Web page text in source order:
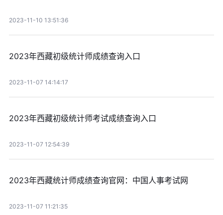
2023-11-10 13:51:36
2023年西藏初级统计师成绩查询入口
2023-11-07 14:14:17
2023年西藏初级统计师考试成绩查询入口
2023-11-07 12:54:39
2023年西藏统计师成绩查询官网：中国人事考试网
2023-11-07 11:21:35